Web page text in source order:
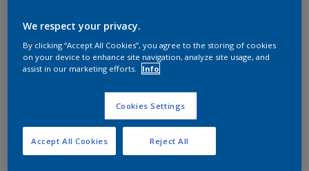
er hard aan om de voorraad aan te vullen.
We respect your privacy.
By clicking “Accept All Cookies”, you agree to the storing of cookies
on your device to enhance site navigation, analyze site usage, and
assist in our marketing efforts.
Info
Cookies Settings
Reject All
Accept All Cookies